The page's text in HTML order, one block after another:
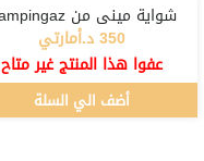
شواية ميني من Campingaz
350 د.أمارتي
عفوا هذا المنتج غير متاح
أضف الي السلة